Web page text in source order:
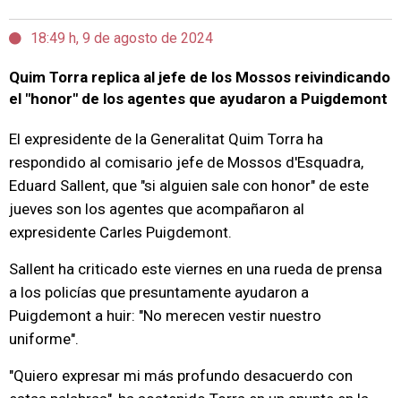
18:49 h, 9 de agosto de 2024
Quim Torra replica al jefe de los Mossos reivindicando
el "honor" de los agentes que ayudaron a Puigdemont
El expresidente de la Generalitat Quim Torra ha
respondido al comisario jefe de Mossos d'Esquadra,
Eduard Sallent, que "si alguien sale con honor" de este
jueves son los agentes que acompañaron al
expresidente Carles Puigdemont.
Sallent ha criticado este viernes en una rueda de prensa
a los policías que presuntamente ayudaron a
Puigdemont a huir: "No merecen vestir nuestro
uniforme".
"Quiero expresar mi más profundo desacuerdo con